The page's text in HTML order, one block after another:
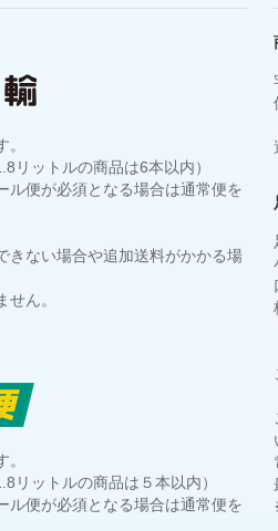
リットルの商品は6本以内）
ル便が必須となる場合は通常便を
ない場合や追加送料がかかる場
ん。
リットルの商品は５本以内）
ル便が必須となる場合は通常便を